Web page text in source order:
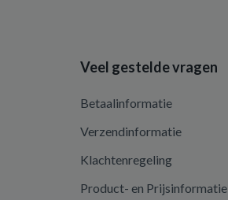
Veel gestelde vragen
Betaalinformatie
Verzendinformatie
Klachtenregeling
Product- en Prijsinformatie